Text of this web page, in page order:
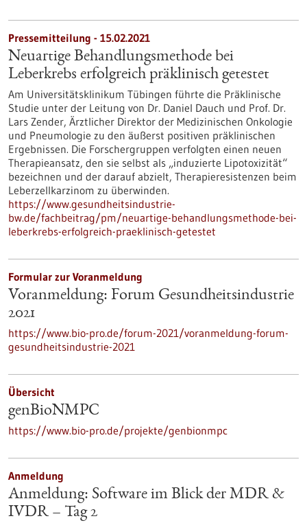
Pressemitteilung - 15.02.2021
Neuartige Behandlungsmethode bei
Leberkrebs erfolgreich präklinisch getestet
Am Universitätsklinikum Tübingen führte die Präklinische
Studie unter der Leitung von Dr. Daniel Dauch und Prof. Dr.
Lars Zender, Ärztlicher Direktor der Medizinischen Onkologie
und Pneumologie zu den äußerst positiven präklinischen
Ergebnissen. Die Forschergruppen verfolgten einen neuen
Therapieansatz, den sie selbst als „induzierte Lipotoxizität“
bezeichnen und der darauf abzielt, Therapieresistenzen beim
Leberzellkarzinom zu überwinden.
https://www.gesundheitsindustrie-
bw.de/fachbeitrag/pm/neuartige-behandlungsmethode-bei-
leberkrebs-erfolgreich-praeklinisch-getestet
Formular zur Voranmeldung
Voranmeldung: Forum Gesundheitsindustrie
2021
https://www.bio-pro.de/forum-2021/voranmeldung-forum-
gesundheitsindustrie-2021
Übersicht
genBioNMPC
https://www.bio-pro.de/projekte/genbionmpc
Anmeldung
Anmeldung: Software im Blick der MDR &
IVDR – Tag 2